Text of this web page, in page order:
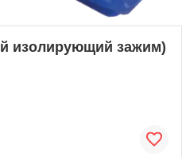
изолирующий зажим)